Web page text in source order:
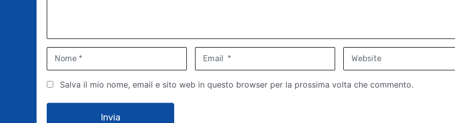
e
*
i
s
Salva il mio nome, email e sito web in questo browser per la prossima volta che commento.
Invia